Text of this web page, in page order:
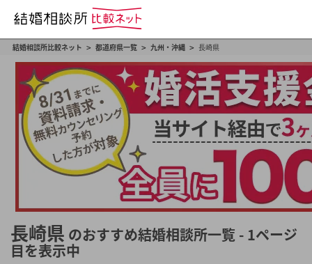
結婚相談所比較ネット > 都道府県一覧 > 九州・沖縄 > 長崎県
長崎県 のおすすめ結婚相談所一覧 - 1ページ
目を表示中